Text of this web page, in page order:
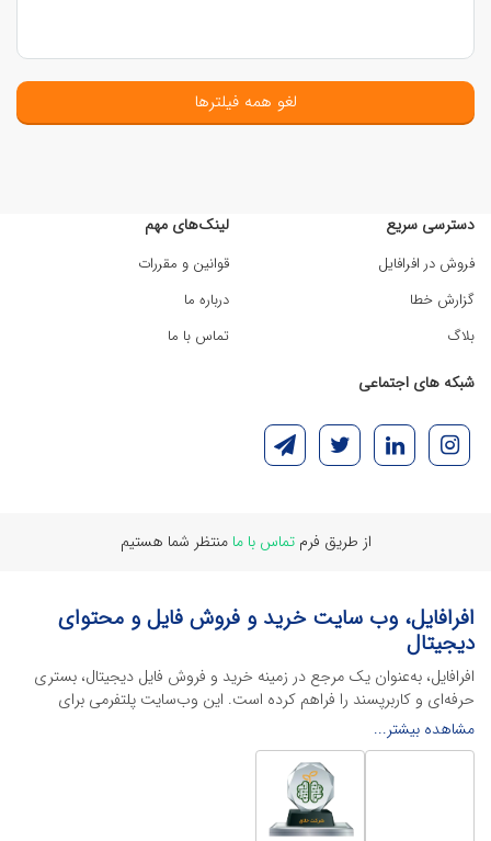
لغو همه فیلترها
دسترسی سریع
فروش در افرافایل
گزارش خطا
بلاگ
لینک‌های مهم
قوانین و مقررات
درباره ما
تماس با ما
شبکه های اجتماعی
از طریق فرمتماس با ما منتظر شما هستیم
افرافایل، وب سایت خرید و فروش فایل و محتوای
دیجیتال
افرافایل، به‌عنوان یک مرجع در زمینه خرید و فروش فایل دیجیتال، بستری
حرفه‌ای و کاربرپسند را فراهم کرده است. این وب‌سایت‌ پلتفرمی برای
طراحان، دانشجویان و فریلنسرها ایجاد می‌کند تا به راحتی محصولات
دیجیتال خود را به فروش رسانده یا از محتواهایی باکیفیت برای پیشبرد
اهدافشان استفاده کنند.
این سایت با ارائه تنوع گسترده‌ای از محصولات دیجیتال از انواع فایل های
لایه باز نرم افراهای ادیت ویدئو گرفته تا فایل لایه باز فتوشاپ، ایلاستریتور و
مشاهده بیشتر...